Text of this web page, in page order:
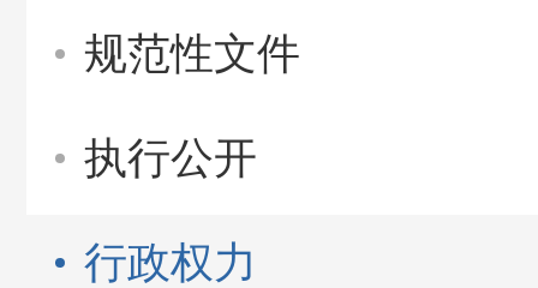
规范性文件
执行公开
行政权力